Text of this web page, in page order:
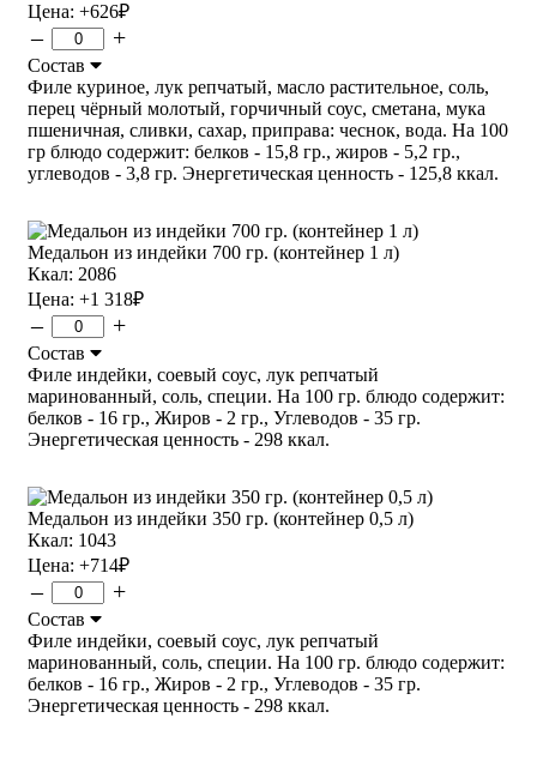
Цена: +626₽
– +
Состав
Филе куриное, лук репчатый, масло растительное, соль,
перец чёрный молотый, горчичный соус, сметана, мука
пшеничная, сливки, сахар, приправа: чеснок, вода. На 100
гр блюдо содержит: белков - 15,8 гр., жиров - 5,2 гр.,
углеводов - 3,8 гр. Энергетическая ценность - 125,8 ккал.
Медальон из индейки 700 гр. (контейнер 1 л)
Ккал: 2086
Цена: +1 318₽
– +
Состав
Филе индейки, соевый соус, лук репчатый
маринованный, соль, специи. На 100 гр. блюдо содержит:
белков - 16 гр., Жиров - 2 гр., Углеводов - 35 гр.
Энергетическая ценность - 298 ккал.
Медальон из индейки 350 гр. (контейнер 0,5 л)
Ккал: 1043
Цена: +714₽
– +
Состав
Филе индейки, соевый соус, лук репчатый
маринованный, соль, специи. На 100 гр. блюдо содержит:
белков - 16 гр., Жиров - 2 гр., Углеводов - 35 гр.
Энергетическая ценность - 298 ккал.